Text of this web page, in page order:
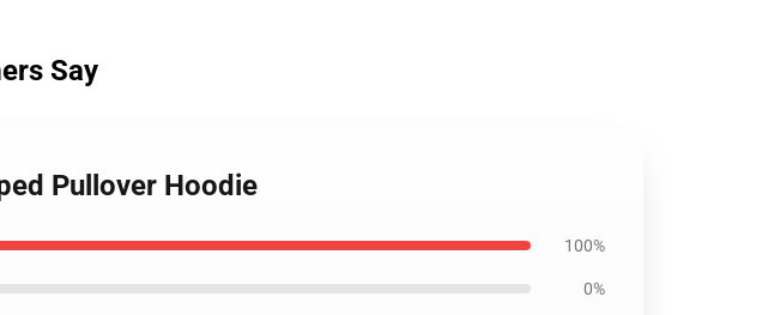
Say
Pullover Hoodie
100%
0%